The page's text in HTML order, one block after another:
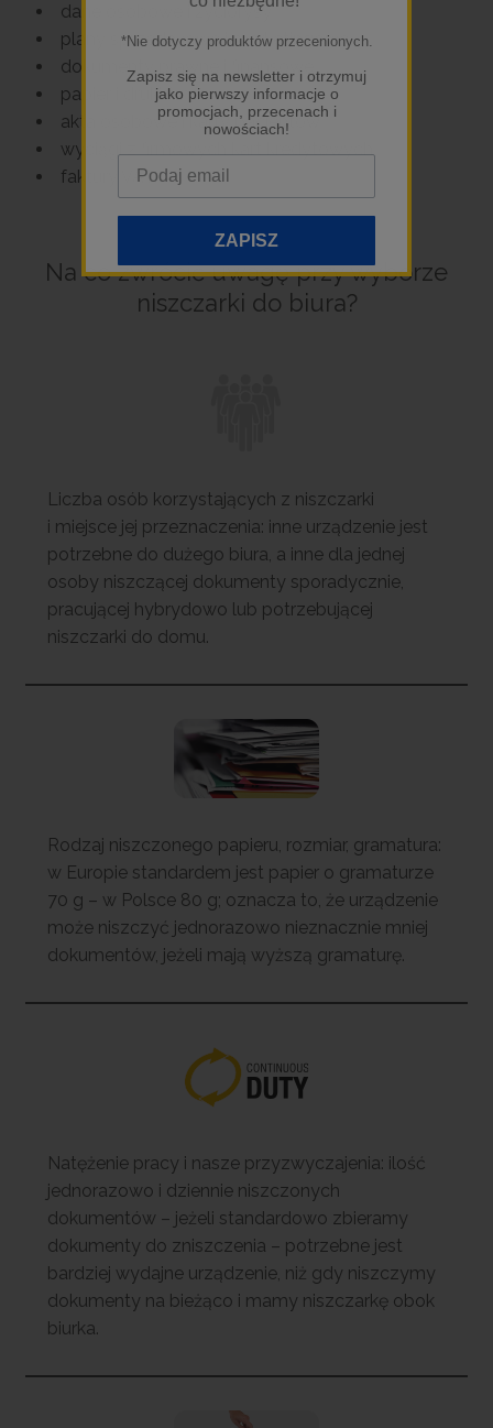
*Nie dotyczy produktów przecenionych.
Zapisz się na newsletter i otrzymuj
jako pierwszy informacje o
promocjach, przecenach i
nowościach!
ZAPISZ